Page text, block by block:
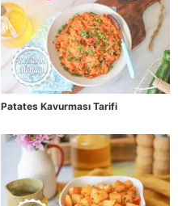
Patates Kavurması Tarifi